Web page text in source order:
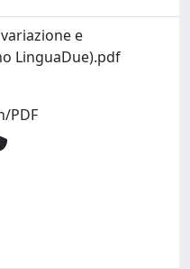
e
LinguaDue).pdf
PDF